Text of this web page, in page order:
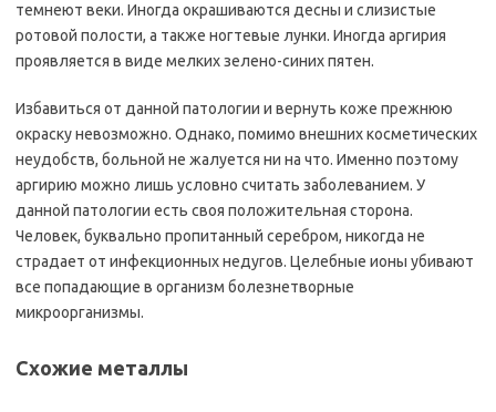
темнеют веки. Иногда окрашиваются десны и слизистые
ротовой полости, а также ногтевые лунки. Иногда аргирия
проявляется в виде мелких зелено-синих пятен.
Избавиться от данной патологии и вернуть коже прежнюю
окраску невозможно. Однако, помимо внешних косметических
неудобств, больной не жалуется ни на что. Именно поэтому
аргирию можно лишь условно считать заболеванием. У
данной патологии есть своя положительная сторона.
Человек, буквально пропитанный серебром, никогда не
страдает от инфекционных недугов. Целебные ионы убивают
все попадающие в организм болезнетворные
микроорганизмы.
Схожие металлы